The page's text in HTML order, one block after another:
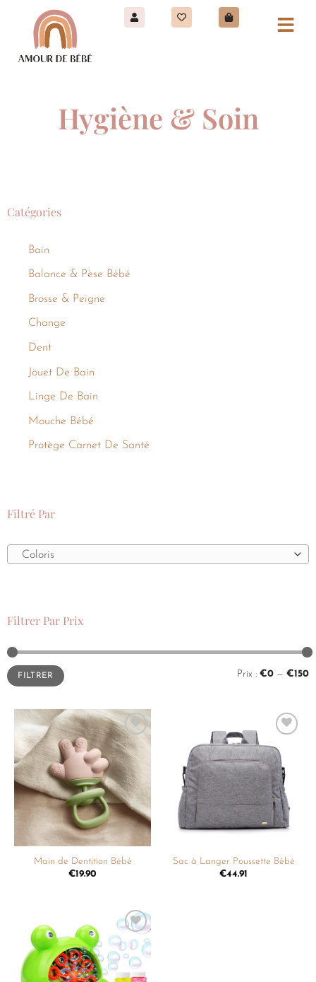
Hygiène & Soin
Catégories
Bain
Balance & Pèse Bébé
Brosse & Peigne
Change
Dent
Jouet De Bain
Linge De Bain
Mouche Bébé
Protège Carnet De Santé
Filtré Par
Coloris
Filtrer Par Prix
FILTRER Prix : €0 — €150
Ajouter
à la
liste de
souhaits
Main de Dentition Bébé
€19.90
Ajouter
à la
souhaits
Sac à Langer Poussette Bébé
€44.91
Ajouter
à la
liste de
souhaits